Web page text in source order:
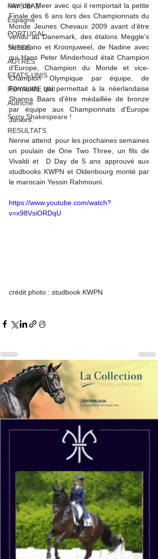
PAYS BAS
Espagne
PORTUGAL
SUEDE
AUTRES
ETATS-UNIS
ROYAUME UNI
Autriche
Sorry Shakespeare !
RESULTATS
van der Meer avec qui il remportait la petite
Finale des 6 ans lors des Championnats du
Monde Jeunes Chevaux 2009 avant d’être
vendu au Danemark, des étalons Meggle's
Veneziano et Kroonjuweel, de Nadine avec
qui Hans Peter Minderhoud était Champion
d'Europe, Champion du Monde et vice-
Champion Olympique par équipe, de
Fernando qui permettait à la néerlandaise
Shanna Baars d'être médaillée de bronze
par équipe aux Championnats d'Europe
Juniors.
Nerine attend  pour les prochaines semaines
un poulain de One Two Three, un fils de
Vivaldi et  D Day de 5 ans approuvé aux
studbooks KWPN et Oldenbourg monté par
le marocain Yessin Rahmouni.
https://www.youtube.com/watch?
v=x98VsiORDqU
crédit photo : studbook KWPN